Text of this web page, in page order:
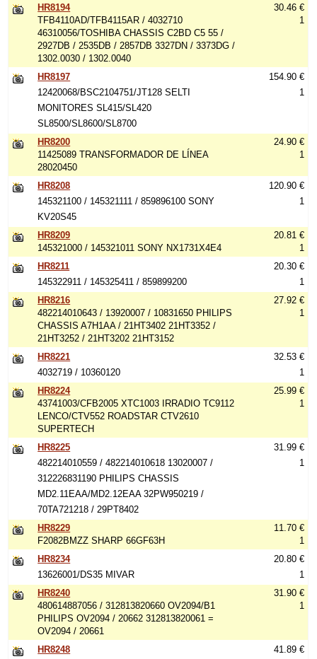
HR8194
TFB4110AD/TFB4115AR / 4032710
46310056/TOSHIBA CHASSIS C2BD C5 55 /
2927DB / 2535DB / 2857DB 3327DN / 3373DG /
1302.0030 / 1302.0040
30.46 €
1
HR8197
12420068/BSC2104751/JT128 SELTI
MONITORES SL415/SL420
SL8500/SL8600/SL8700
154.90 €
1
HR8200
11425089 TRANSFORMADOR DE LÍNEA
28020450
24.90 €
1
HR8208
145321100 / 145321111 / 859896100 SONY
KV20S45
120.90 €
1
HR8209
145321000 / 145321011 SONY NX1731X4E4
20.81 €
1
HR8211
145322911 / 145325411 / 859899200
20.30 €
1
HR8216
482214010643 / 13920007 / 10831650 PHILIPS
CHASSIS A7H1AA / 21HT3402 21HT3352 /
21HT3252 / 21HT3202 21HT3152
27.92 €
1
HR8221
4032719 / 10360120
32.53 €
1
HR8224
43741003/CFB2005 XTC1003 IRRADIO TC9112
LENCO/CTV552 ROADSTAR CTV2610
SUPERTECH
25.99 €
1
HR8225
482214010559 / 482214010618 13020007 /
312226831190 PHILIPS CHASSIS
MD2.11EAA/MD2.12EAA 32PW950219 /
70TA721218 / 29PT8402
31.99 €
1
HR8229
F2082BMZZ SHARP 66GF63H
11.70 €
1
HR8234
13626001/DS35 MIVAR
20.80 €
1
HR8240
480614887056 / 312813820660 OV2094/B1
PHILIPS OV2094 / 20662 312813820061 =
OV2094 / 20661
31.90 €
1
HR8248
41.89 €